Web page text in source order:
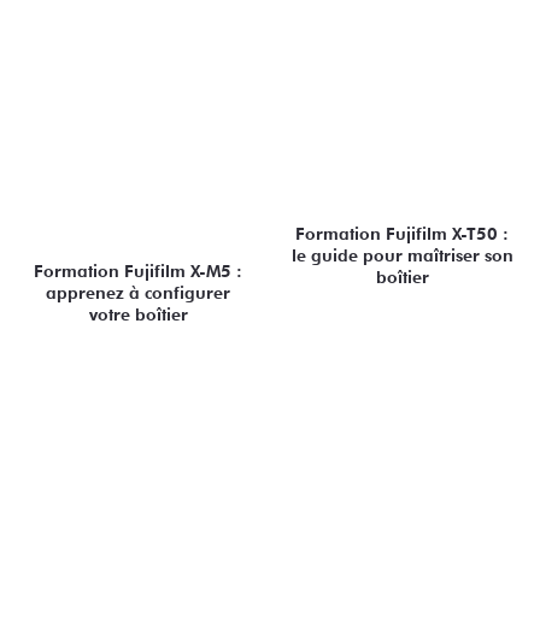
Formation Fujifilm X-M5 :
apprenez à configurer
votre boîtier
Formation Fujifilm X-T50 :
le guide pour maîtriser son
boîtier